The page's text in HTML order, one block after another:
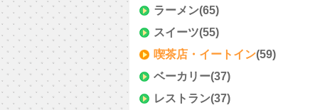
ラーメン(65)
スイーツ(55)
喫茶店・イートイン(59)
ベーカリー(37)
レストラン(37)